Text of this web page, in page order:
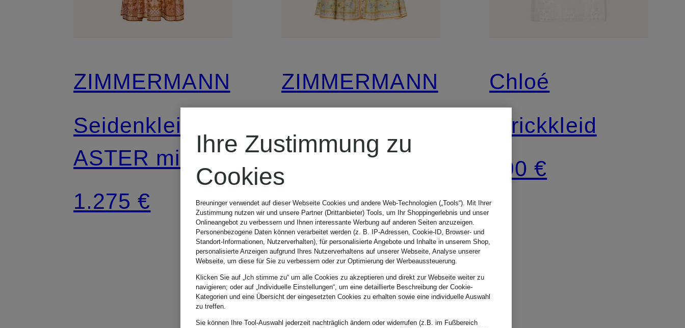
ZIMMERMANN
Seidenkleid
ASTER mit
Cut-outs
1.275 €
ZIMMERMANN
ROSELIGHT
795 €
Chloé
Strickkleid
990 €
Ihre Zustimmung zu
Cookies
Breuninger verwendet auf dieser Webseite Cookies und andere Web-Technologien („Tools“). Mit Ihrer
Zustimmung nutzen wir und unsere Partner (Drittanbieter) Tools, um Ihr Shoppingerlebnis und unser
Onlineangebot zu verbessern und Ihnen interessante Werbung auf anderen Seiten anzuzeigen.
Personenbezogene Daten können verarbeitet werden (z. B. IP-Adressen, Cookie-ID, Browser- und
Standort-Informationen, Nutzerverhalten), für personalisierte Angebote und Inhalte in unserem Shop,
personalisierte Anzeigen aufgrund Ihres Nutzerverhaltens auf unserer Webseite, Analyse unserer
Webseite, um diese für Sie zu verbessern oder zur Optimierung der Werbeaussteuerung.
Klicken Sie auf „Ich stimme zu“ um alle Cookies zu akzeptieren und direkt zur Webseite weiter zu
navigieren; oder auf „Individuelle Einstellungen“, um eine detaillierte Beschreibung der Cookie-
Kategorien und eine Übersicht der eingesetzten Cookies zu erhalten sowie eine individuelle Auswahl
zu treffen.
Sie können Ihre Tool-Auswahl jederzeit nachträglich ändern oder widerrufen (z.B. im Fußbereich